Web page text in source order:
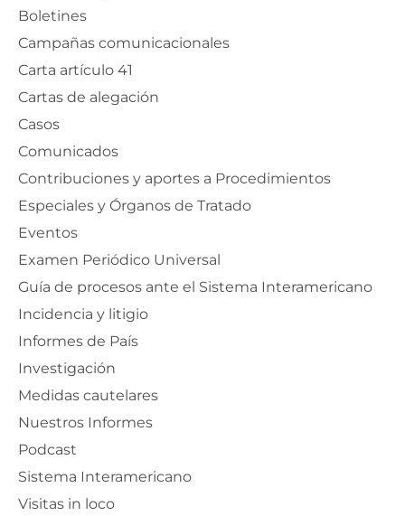
Boletines
Campañas comunicacionales
Carta artículo 41
Cartas de alegación
Casos
Comunicados
Contribuciones y aportes a Procedimientos
Especiales y Órganos de Tratado
Eventos
Examen Periódico Universal
Guía de procesos ante el Sistema Interamericano
Incidencia y litigio
Informes de País
Investigación
Medidas cautelares
Nuestros Informes
Podcast
Sistema Interamericano
Visitas in loco